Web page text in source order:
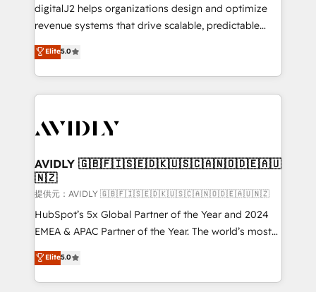
digitalJ2 helps organizations design and optimize
revenue systems that drive scalable, predictable
growth. As a triple-accredited HubSpot Solutions
Partner, we specialize in both strategic RevOps
planning and hands-on technical execution - building
the operational foundation companies need to
Healthcare - Financial Services - Managed IT (MSP) -
we help: ✔️ Full HubSpot implementations and portal
optimization ✔️ Data migrations, CRM architecture,
and reporting foundations ✔️ Custom integrations
and workflow automation ✔️ User adoption
programs, training, and enablement Through project-
partnerships, we guide organizations through the
revenue maturity model - delivering the right
Elite5.0
AVIDLY 🇬🇧🇫🇮🇸🇪🇩🇰🇺🇸🇨🇦🇳🇴🇩🇪🇦🇺
🇳🇿
提供元：AVIDLY 🇬🇧🇫🇮🇸🇪🇩🇰🇺🇸🇨🇦🇳🇴🇩🇪🇦🇺🇳🇿
HubSpot’s 5x Global Partner of the Year and 2024
EMEA & APAC Partner of the Year. The world’s most
experienced and fully accredited HubSpot Solutions
Partner. 🚀 With 2,750+ HubSpot projects delivered
and 370+ specialists across EMEA, APAC and NAM,
Elite5.0